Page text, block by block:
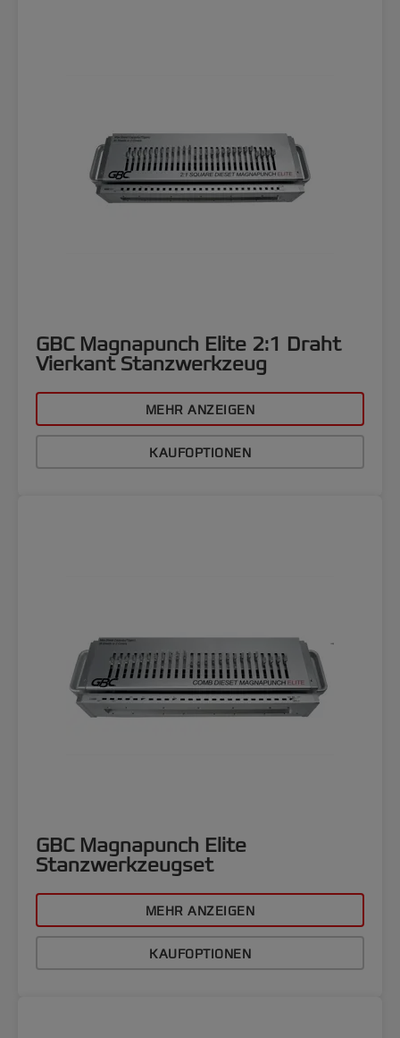
GBC Magnapunch Elite 2:1 Draht
Vierkant Stanzwerkzeug
MEHR ANZEIGEN
KAUFOPTIONEN
GBC Magnapunch Elite
Stanzwerkzeugset
MEHR ANZEIGEN
KAUFOPTIONEN